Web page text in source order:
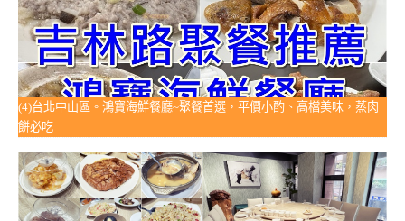
(4)台北中山區。鴻寶海鮮餐廳~聚餐首選，平價小酌、高檔美味，蒸肉
餅必吃